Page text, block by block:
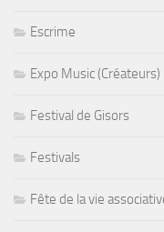
Escrime
Expo Music (Créateurs)
Festival de Gisors
Festivals
Fête de la vie